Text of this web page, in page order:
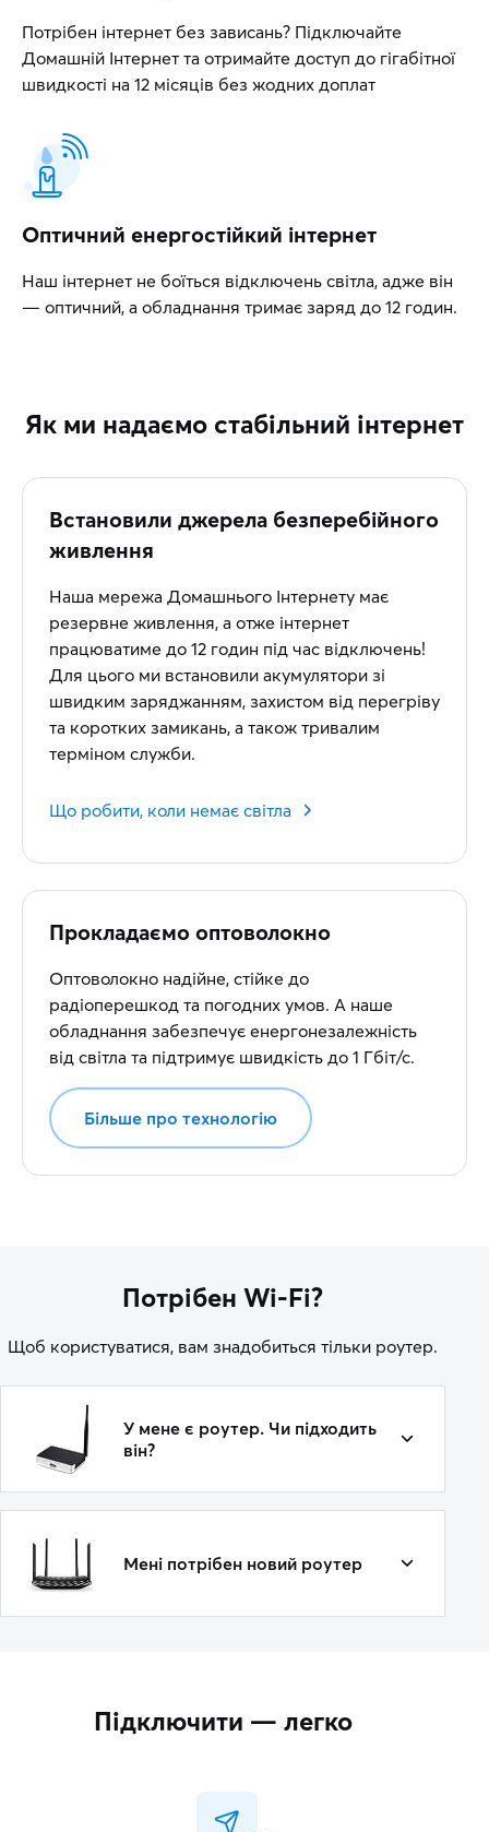
Потрібен інтернет без зависань? Підключайте
Домашній Інтернет та отримайте доступ до гігабітної
швидкості на 12 місяців без жодних доплат
Оптичний енергостійкий інтернет
Наш інтернет не боїться відключень світла, адже він
— оптичний, а обладнання тримає заряд до 12 годин.
Як ми надаємо стабільний інтернет
Встановили джерела безперебійного
живлення
Наша мережа Домашнього Інтернету має
резервне живлення, а отже інтернет
працюватиме до 12 годин під час відключень!
Для цього ми встановили акумулятори зі
швидким заряджанням, захистом від перегріву
та коротких замикань, а також тривалим
терміном служби.
Що робити, коли немає світла
Прокладаємо оптоволокно
Оптоволокно надійне, стійке до
радіоперешкод та погодних умов. А наше
обладнання забезпечує енергонезалежність
від світла та підтримує швидкість до 1 Гбіт/с.
Більше про технологію
Потрібен Wi-Fi?
Щоб користуватися, вам знадобиться тільки роутер.
У мене є роутер. Чи підходить
він?
Мені потрібен новий роутер
Підключити — легко